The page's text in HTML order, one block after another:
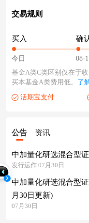
交易规则
买入
今日
确
08-
基金A类C类区别仅在于
买本基金A类费用低。 了
活期宝支付
公告 资讯
中加量化研选混合型
发行运作 07月30日
中加量化研选混合型
月30日更新)
07月30日